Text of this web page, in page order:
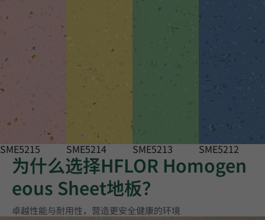
SME5215 SME5214 SME5213 SME5212
为什么选择HFLOR Homogen
eous Sheet地板？
卓越性能与耐用性，营造更安全健康的环境